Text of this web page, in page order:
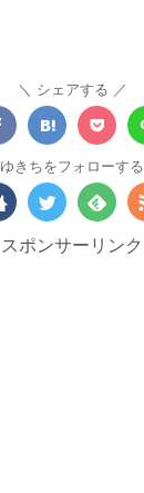
シェアする
ゆきちをフォローする
スポンサーリンク